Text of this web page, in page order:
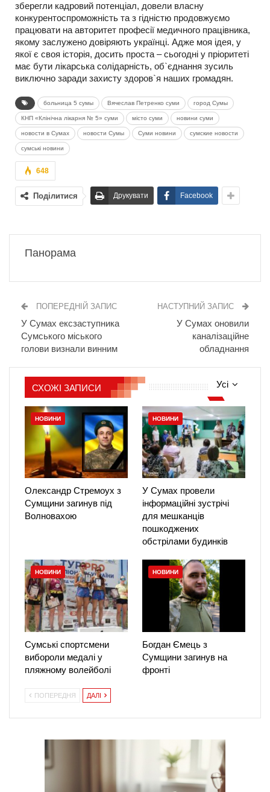
зберегли кадровий потенціал, довели власну
конкурентоспроможність та з гідністю продовжуємо
працювати на авторитет професії медичного працівника,
якому заслужено довіряють українці. Адже моя ідея, у
якої є своя історія, досить проста – сьогодні у пріоритеті
має бути лікарська солідарність, об`єднання зусиль
виключно заради захисту здоров`я наших громадян.
больница 5 сумы Вячеслав Петренко суми город Сумы
КНП «Клінічна лікарня № 5» суми місто суми новини суми
новости в Сумах новости Сумы Суми новини сумские новости
сумські новини
648
Поділитися Друкувати Facebook
Панорама
ПОПЕРЕДНІЙ ЗАПИС
У Сумах ексзаступника
Сумського міського
голови визнали винним
НАСТУПНИЙ ЗАПИС
У Сумах оновили
каналізаційне
обладнання
Усі
СХОЖІ ЗАПИСИ
НОВИНИ
Олександр Стремоух з
Сумщини загинув під
Волновахою
НОВИНИ
У Сумах провели
інформаційні зустрічі
для мешканців
пошкоджених
обстрілами будинків
НОВИНИ
Сумські спортсмени
вибороли медалі у
пляжному волейболі
НОВИНИ
Богдан Ємець з
Сумщини загинув на
фронті
ПОПЕРЕДНЯ ДАЛІ